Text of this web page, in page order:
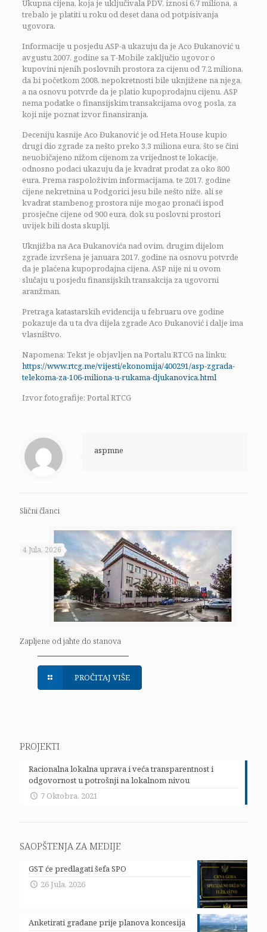
Ukupna cijena, koja je uključivala PDV, iznosi 6,7 miliona, a
trebalo je platiti u roku od deset dana od potpisivanja
ugovora.
Informacije u posjedu ASP-a ukazuju da je Aco Đukanović u
avgustu 2007. godine sa T-Mobile zaključio ugovor o
kupovini njenih poslovnih prostora za cijenu od 7,2 miliona,
da bi početkom 2008. nepokretnosti bile uknjižene na njega,
a na osnovu potvrde da je platio kupoprodajnu cijenu. ASP
nema podatke o finansijskim transakcijama ovog posla, za
koji nije poznat izvor finansiranja.
Deceniju kasnije Aco Đukanović je od Heta House kupio
drugi dio zgrade za nešto preko 3,3 miliona eura, što se čini
neuobičajeno nižom cijenom za vrijednost te lokacije,
odnosno podaci ukazuju da je kvadrat prodat za oko 800
eura. Prema raspoloživim informacijama, te 2017. godine
cijene nekretnina u Podgorici jesu bile nešto niže, ali se
kvadrat stambenog prostora nije mogao pronaći ispod
prosječne cijene od 900 eura, dok su poslovni prostori
uvijek bili dosta skuplji.
Uknjižba na Aca Đukanovića nad ovim, drugim dijelom
zgrade izvršena je januara 2017. godine na osnovu potvrde
da je plaćena kupoprodajna cijena. ASP nije ni u ovom
slučaju u posjedu finansijskih transakcija za ugovorni
aranžman.
Pretraga katastarskih evidencija u februaru ove godine
pokazuje da u ta dva dijela zgrade Aco Đukanović i dalje ima
vlasništvo.
Napomena: Tekst je objavljen na Portalu RTCG na linku:
https://www.rtcg.me/vijesti/ekonomija/400291/asp-zgrada-
telekoma-za-106-miliona-u-rukama-djukanovica.html
Izvor fotografije: Portal RTCG
aspmne
Slični članci
4 Jula, 2026
Zapljene od jahte do stanova
PROČITAJ VIŠE
PROJEKTI
Racionalna lokalna uprava i veća transparentnost i
odgovornost u potrošnji na lokalnom nivou
7 Oktobra, 2021
SAOPŠTENJA ZA MEDIJE
GST će predlagati šefa SPO
26 Jula, 2026
Anketirati građane prije planova koncesija